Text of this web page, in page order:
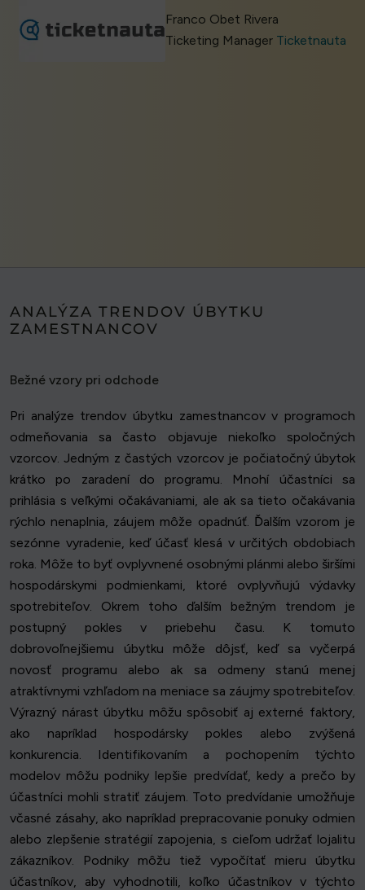
Franco Obet Rivera
Ticketing Manager Ticketnauta
ANALÝZA TRENDOV ÚBYTKU
ZAMESTNANCOV
Bežné vzory pri odchode
Pri analýze trendov úbytku zamestnancov v programoch
odmeňovania sa často objavuje niekoľko spoločných
vzorcov. Jedným z častých vzorcov je počiatočný úbytok
krátko po zaradení do programu. Mnohí účastníci sa
prihlásia s veľkými očakávaniami, ale ak sa tieto očakávania
rýchlo nenaplnia, záujem môže opadnúť. Ďalším vzorom je
sezónne vyradenie, keď účasť klesá v určitých obdobiach
roka. Môže to byť ovplyvnené osobnými plánmi alebo širšími
hospodárskymi podmienkami, ktoré ovplyvňujú výdavky
spotrebiteľov. Okrem toho ďalším bežným trendom je
postupný pokles v priebehu času. K tomuto
dobrovoľnejšiemu úbytku môže dôjsť, keď sa vyčerpá
novosť programu alebo ak sa odmeny stanú menej
atraktívnymi vzhľadom na meniace sa záujmy spotrebiteľov.
Výrazný nárast úbytku môžu spôsobiť aj externé faktory,
ako napríklad hospodársky pokles alebo zvýšená
konkurencia. Identifikovaním a pochopením týchto
modelov môžu podniky lepšie predvídať, kedy a prečo by
účastníci mohli stratiť záujem. Toto predvídanie umožňuje
včasné zásahy, ako napríklad prepracovanie ponuky odmien
alebo zlepšenie stratégií zapojenia, s cieľom udržať lojalitu
zákazníkov. Podniky môžu tiež vypočítať mieru úbytku
účastníkov, aby vyhodnotili, koľko účastníkov v týchto